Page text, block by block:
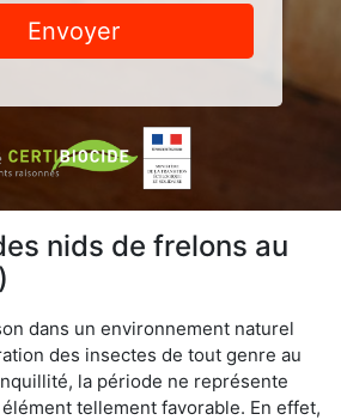
Envoyer
nids de frelons au
dans un environnement naturel
des insectes de tout genre au
la période ne représente
tellement favorable. En effet,